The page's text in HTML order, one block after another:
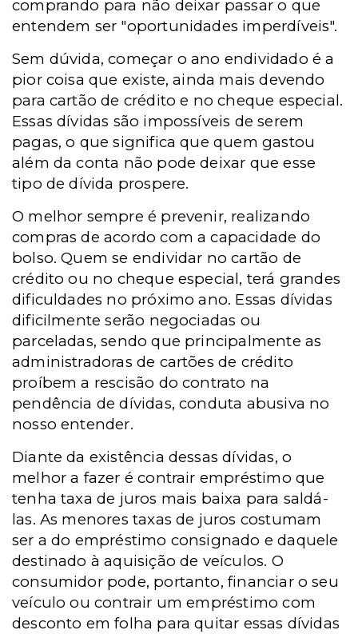
comprando para não deixar passar o que
entendem ser "oportunidades imperdíveis".
Sem dúvida, começar o ano endividado é a
pior coisa que existe, ainda mais devendo
para cartão de crédito e no cheque especial.
Essas dívidas são impossíveis de serem
pagas, o que significa que quem gastou
além da conta não pode deixar que esse
tipo de dívida prospere.
O melhor sempre é prevenir, realizando
compras de acordo com a capacidade do
bolso. Quem se endividar no cartão de
crédito ou no cheque especial, terá grandes
dificuldades no próximo ano. Essas dívidas
dificilmente serão negociadas ou
parceladas, sendo que principalmente as
administradoras de cartões de crédito
proíbem a rescisão do contrato na
pendência de dívidas, conduta abusiva no
nosso entender.
Diante da existência dessas dívidas, o
melhor a fazer é contrair empréstimo que
tenha taxa de juros mais baixa para saldá-
las. As menores taxas de juros costumam
ser a do empréstimo consignado e daquele
destinado à aquisição de veículos. O
consumidor pode, portanto, financiar o seu
veículo ou contrair um empréstimo com
desconto em folha para quitar essas dívidas